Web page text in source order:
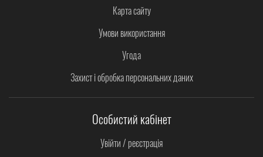
Карта сайту
Умови використання
Угода
Захист і обробка персональних даних
Особистий кабінет
Увійти / реєстрація